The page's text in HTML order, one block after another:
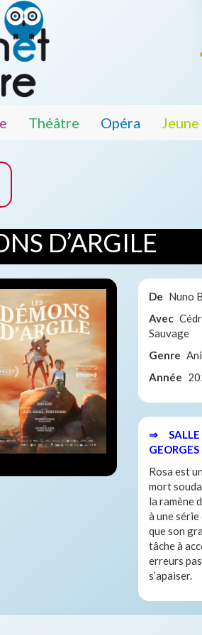
Théâtre Opéra
D’ARGILE
De Nuno
Avec
Sauvage
Genre
Année
⇒ SALLE
Rosa est
mort
la ramène
à une
que son
tâche à
erreurs
s’apaiser.